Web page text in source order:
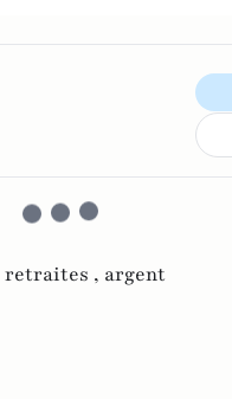
retraites , argent